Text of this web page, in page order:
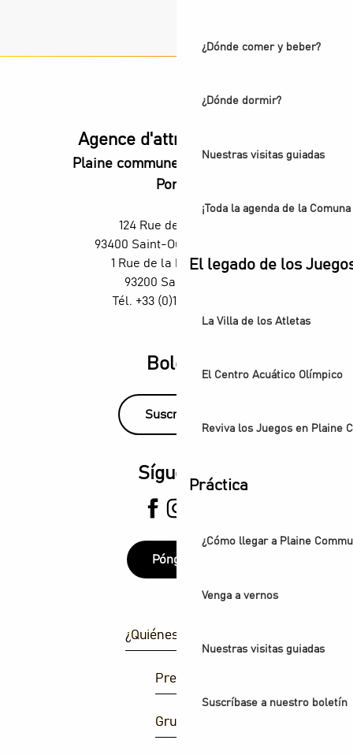
¿Dónde comer y beber?
¿Dónde dormir?
Nuestras visitas guiadas
¡Toda la agenda de la
El legado de los
La Villa de los Atletas
El Centro Acuático Olímpico
Reviva los Juegos en Plaine
Práctica
¿Cómo llegar a Plaine
Venga a vernos
Nuestras visitas guiadas
Suscríbase a nuestro boletín
Agence d'attractivité POP
Plaine commune vous Ouvre ses
Portes
124 Rue des Rosiers,
93400 Saint-Ouen-sur-Seine
1 Rue de la République,
93200 Saint-Denis
Tél. +33 (0)1 55 870 870
Boletín
Suscríbase
Síguenos
Póngase
¿Quiénes somos?
Prensa
Grupos